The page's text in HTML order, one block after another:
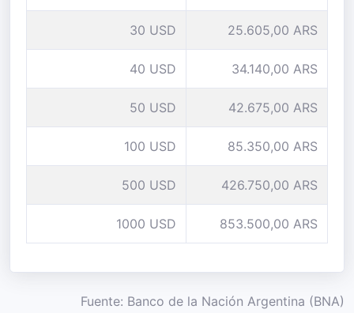
30 USD 25.605,00 ARS
40 USD 34.140,00 ARS
50 USD 42.675,00 ARS
100 USD 85.350,00 ARS
500 USD 426.750,00 ARS
1000 USD 853.500,00 ARS
Fuente: Banco de la Nación Argentina (BNA)